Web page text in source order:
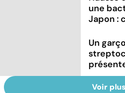
une
Japon :
Un
Voir plus